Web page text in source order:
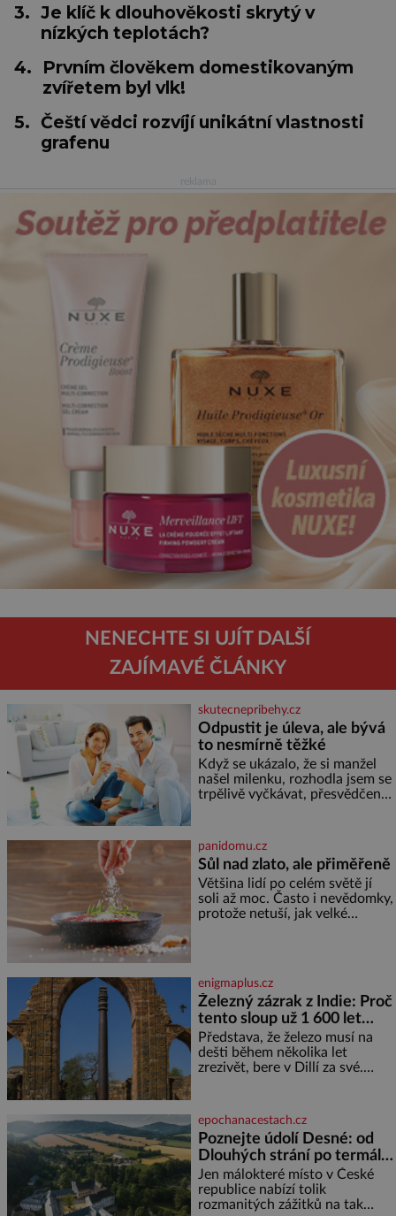
3. Je klíč k dlouhověkosti skrytý v
nízkých teplotách?
4.
Prvním člověkem domestikovaným
zvířetem byl vlk!
5. Čeští vědci rozvíjí unikátní vlastnosti
grafenu
NENECHTE SI UJÍT DALŠÍ
ZAJÍMAVÉ ČLÁNKY
skutecnepribehy.cz
Odpustit je úleva, ale bývá
to nesmírně těžké
Když se ukázalo, že si manžel
našel milenku, rozhodla jsem se
trpělivě vyčkávat, přesvědčena,
nejtěžších věcí na světě. Ale
každý, kdo s tím má nějaké
zkušenosti, se zapřísahá, že
pokud odpustíte, znatelně se
vám uleví. Když se ke mně
doneslo, že si manžel pořídil
panidomu.cz
Sůl nad zlato, ale přiměřeně
Většina lidí po celém světě jí
soli až moc. Často i nevědomky,
protože netuší, jak velké
sladkých. Sůl je zdravá Ale v
ani ne třetinovém množství, než
je pro většinu populace běžné.
Její základní složky– sodík a
chlór – jsou zásadní pro
správné hospodaření
enigmaplus.cz
Železný zázrak z Indie: Proč
tento sloup už 1 600 let
nezná rez?
Představa, že železo musí na
dešti během několika let
zrezivět, bere v Dillí za své.
železný sloup, který už přibližně
1 600 let odolává počasí
epochanacestach.cz
Poznejte údolí Desné: od
Dlouhých strání po termální
prameny
Jen málokteré místo v České
republice nabízí tolik
rozmanitých zážitků na tak